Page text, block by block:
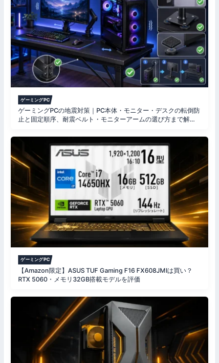
ン
ゲーミングPC
ゲーミングPCの地震対策｜PC本体・モニター・デスクの転倒防
止と固定順序、耐震ベルト・モニターアームの選び方まで解説
ゲーミングPC
【Amazon限定】ASUS TUF Gaming F16 FX608JMIは買い？
RTX 5060・メモリ32GB搭載モデルを評価